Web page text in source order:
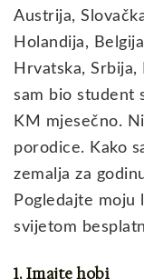
Austrija,
Holandija,
Hrvatska, Srbija,
sam bio student
KM mjesečno.
porodice. Kako
zemalja za
Pogledajte moju
svijetom
1. Imajte hobi